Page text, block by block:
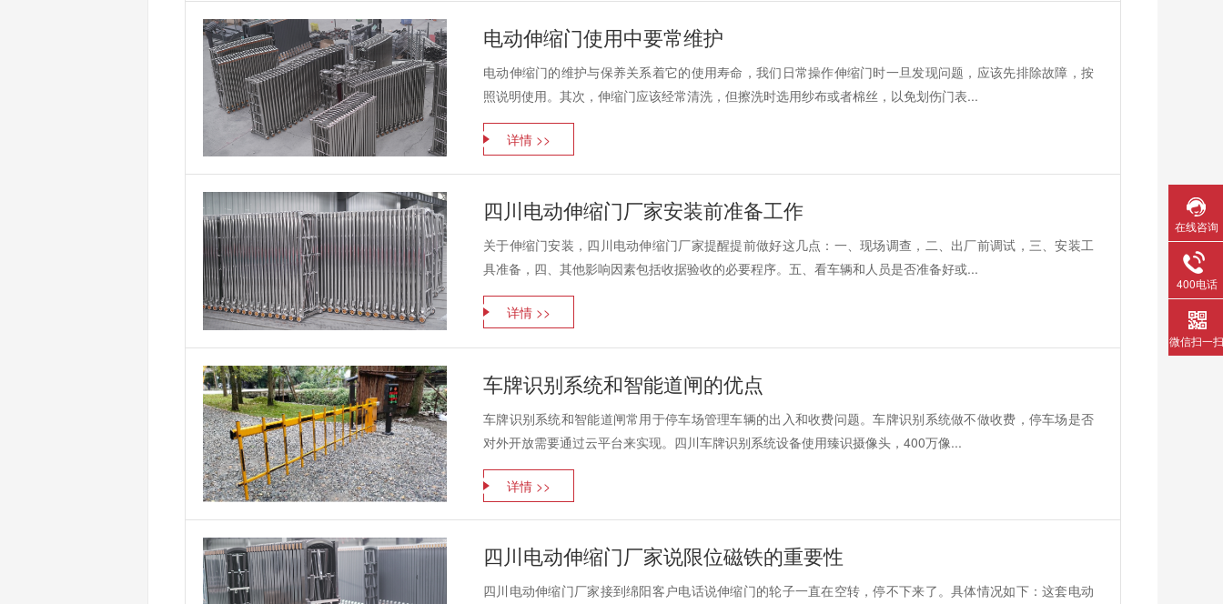
电动伸缩门使用中要常维护
电动伸缩门的维护与保养关系着它的使用寿命，我们日常操作伸缩门时一旦发现问题，应该先排除故障，按
照说明使用。其次，伸缩门应该经常清洗，但擦洗时选用纱布或者棉丝，以免划伤门表...
详情 >>
四川电动伸缩门厂家安装前准备工作
关于伸缩门安装，四川电动伸缩门厂家提醒提前做好这几点：一、现场调查，二、出厂前调试，三、安装工
具准备，四、其他影响因素包括收据验收的必要程序。五、看车辆和人员是否准备好或...
详情 >>
车牌识别系统和智能道闸的优点
车牌识别系统和智能道闸常用于停车场管理车辆的出入和收费问题。车牌识别系统做不做收费，停车场是否
对外开放需要通过云平台来实现。四川车牌识别系统设备使用臻识摄像头，400万像...
详情 >>
四川电动伸缩门厂家说限位磁铁的重要性
四川电动伸缩门厂家接到绵阳客户电话说伸缩门的轮子一直在空转，停不下来了。具体情况如下：这套电动
在线咨询
400电话
微信扫一扫